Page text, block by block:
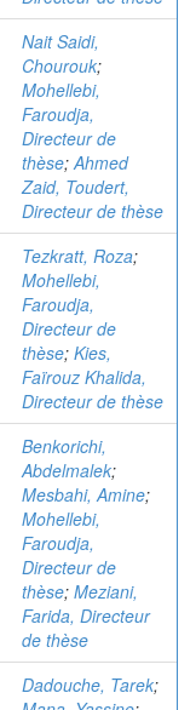
Nait Saidi,
Chourouk;
Mohellebi,
Faroudja,
Directeur de
thèse;Ahmed
Zaid, Toudert,
Directeur de thèse
Tezkratt, Roza;
Mohellebi,
Faroudja,
Directeur de
thèse; Kies,
Faïrouz Khalida,
Directeur de thèse
Benkorichi,
Abdelmalek;
Mesbahi, Amine;
Mohellebi,
Faroudja,
Directeur de
thèse; Meziani,
Farida, Directeur
de thèse
Dadouche, Tarek;